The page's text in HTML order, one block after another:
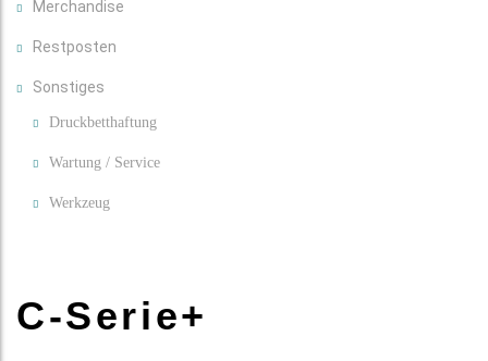
Merchandise
Restposten
Sonstiges
Druckbetthaftung
Wartung / Service
Werkzeug
C-Serie+